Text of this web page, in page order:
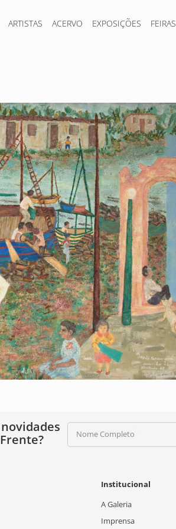
ARTISTAS ACERVO EXPOSIÇÕES FEIRAS
Nome Completo
Institucional
A Galeria
Imprensa